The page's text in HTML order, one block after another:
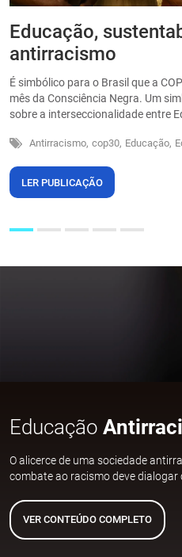
Educação,
antirracismo
É simbólico para o Brasil que a
mês da Consciência Negra. Um
sobre a interseccionalidade entre
Antirracismo, cop30, Educação,
LER PUBLICAÇÃO
Educação
O alicerce de uma sociedade
combate ao racismo deve dialogar
VER CONTEÚDO COMPLETO